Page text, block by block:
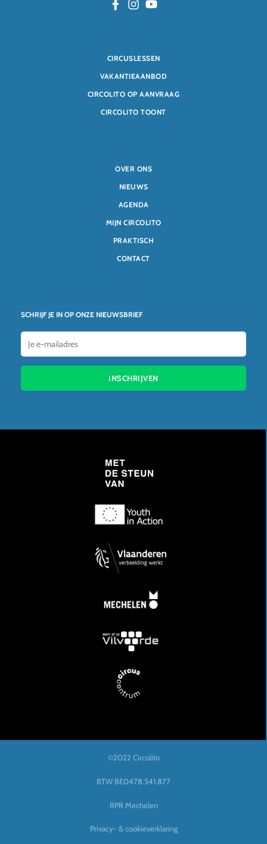
CIRCUSLESSEN
VAKANTIEAANBOD
CIRCOLITO OP AANVRAAG
CIRCOLITO TOONT
SCHRIJF JE IN OP ONZE NIEUWSBRIEF
INSCHRIJVEN
OVER ONS
NIEUWS
AGENDA
MIJN CIRCOLITO
PRAKTISCH
CONTACT
©2022 Circolito
BTW BE0478.541.877
RPR Mechelen
Privacy- & cookieverklaring